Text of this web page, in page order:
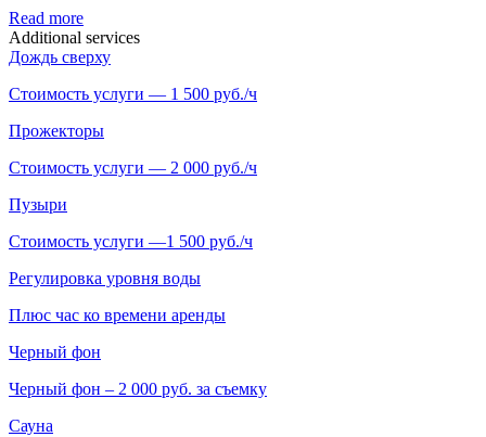
Read more
Additional services
Дождь сверху
Стоимость услуги — 1 500 руб./ч
Прожекторы
Стоимость услуги — 2 000 руб./ч
Пузыри
Стоимость услуги —1 500 руб./ч
Регулировка уровня воды
Плюс час ко времени аренды
Черный фон
Черный фон – 2 000 руб. за съемку
Сауна